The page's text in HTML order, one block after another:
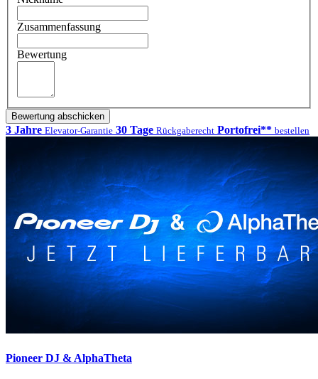
Zusammenfassung
Bewertung
Bewertung abschicken
3 Jahre Elevator-Garantie 30 Tage Rückgaberecht Portofrei** bestellen
Pioneer DJ & AlphaTheta